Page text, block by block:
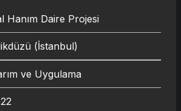
Hanım Daire Projesi
(İstanbul)
ve Uygulama